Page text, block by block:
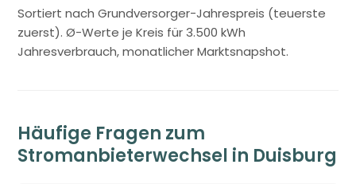
Sortiert nach Grundversorger-Jahrespreis (teuerste
zuerst). Ø-Werte je Kreis für 3.500 kWh
Jahresverbrauch, monatlicher Marktsnapshot.
Häufige Fragen zum
Stromanbieterwechsel in Duisburg